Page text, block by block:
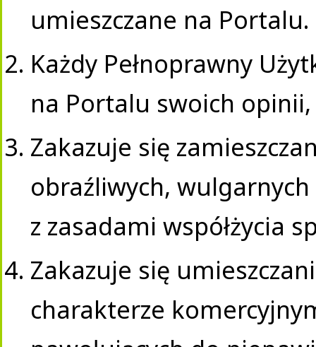
umieszczane na Portalu.
Każdy Pełnoprawny
na Portalu swoich
Zakazuje się
obraźliwych,
z zasadami współżycia
Zakazuje się
charakterze